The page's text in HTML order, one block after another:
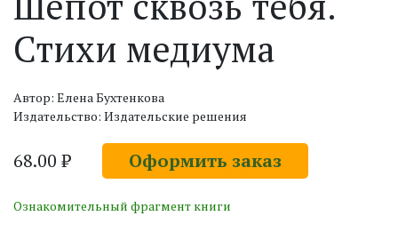
Стихи медиума
Автор: Елена Бухтенкова
Издательство: Издательские решения
68.00 ₽ Оформить заказ
Ознакомительный фрагмент книги